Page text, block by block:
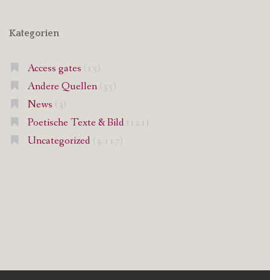
Kategorien
Access gates (15)
Andere Quellen(35)
News (3)
Poetische Texte & Bild (121)
Uncategorized (3.117)